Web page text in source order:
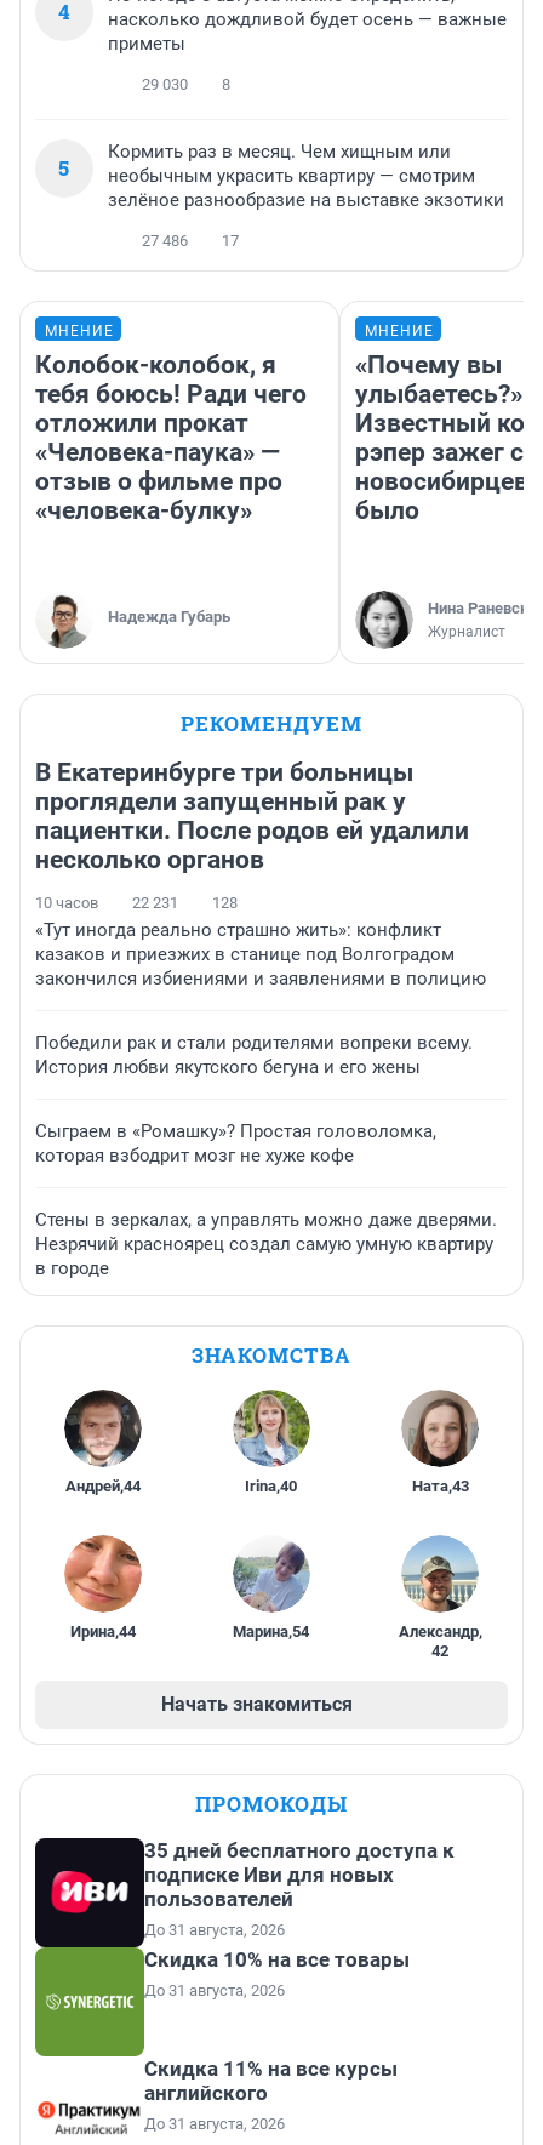
4
насколько дождливой будет осень — важные
приметы
29 030 8
5
Кормить раз в месяц. Чем хищным или
необычным украсить квартиру — смотрим
зелёное разнообразие на выставке экзотики
27 486 17
МНЕНИЕ
Колобок-колобок, я
тебя боюсь! Ради чего
отложили прокат
«Человека-паука» —
отзыв о фильме про
«человека-булку»
Надежда Губарь
МНЕНИЕ
«Почему вы
улыбаетесь?»
Известный
рэпер зажег с
новосибирцев:
было
Нина
Журналист
РЕКОМЕНДУЕМ
В Екатеринбурге три больницы
проглядели запущенный рак у
пациентки. После родов ей удалили
несколько органов
10 часов 22 231 128
«Тут иногда реально страшно жить»: конфликт
казаков и приезжих в станице под Волгоградом
закончился избиениями и заявлениями в полицию
Победили рак и стали родителями вопреки всему.
История любви якутского бегуна и его жены
Сыграем в «Ромашку»? Простая головоломка,
которая взбодрит мозг не хуже кофе
Стены в зеркалах, а управлять можно даже дверями.
Незрячий красноярец создал самую умную квартиру
в городе
ЗНАКОМСТВА
Андрей,44 Irina,40 Ната,43
Ирина,44 Марина,54 Александр,
42
Начать знакомиться
ПРОМОКОДЫ
35 дней бесплатного доступа к
подписке Иви для новых
пользователей
До 31 августа, 2026
Скидка 10% на все товары
До 31 августа, 2026
Скидка 11% на все курсы
английского
До 31 августа, 2026